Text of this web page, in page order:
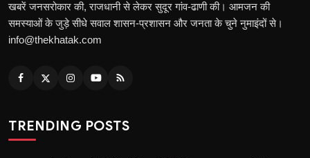
खबरें जनसरोकार की, राजधानी से लेकर सुदूर गांव-ढाणी की। आमजन की
समस्याओं के जुड़े सीधे सवाल शासन-प्रशासन और जनता के चुने नुमाइंदों से।
info@thekhatak.com
TRENDING POSTS